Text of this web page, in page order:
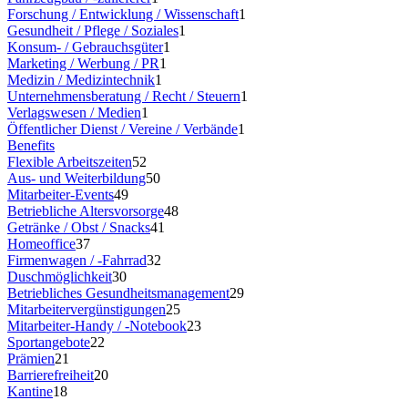
Forschung / Entwicklung / Wissenschaft1
Gesundheit / Pflege / Soziales1
Konsum- / Gebrauchsgüter1
Marketing / Werbung / PR1
Medizin / Medizintechnik1
Unternehmensberatung / Recht / Steuern1
Verlagswesen / Medien1
Öffentlicher Dienst / Vereine / Verbände1
Benefits
Flexible Arbeitszeiten52
Aus- und Weiterbildung50
Mitarbeiter-Events49
Betriebliche Altersvorsorge48
Getränke / Obst / Snacks41
Homeoffice37
Firmenwagen / -Fahrrad32
Duschmöglichkeit30
Betriebliches Gesundheitsmanagement29
Mitarbeitervergünstigungen25
Mitarbeiter-Handy / -Notebook23
Sportangebote22
Prämien21
Barrierefreiheit20
Kantine18